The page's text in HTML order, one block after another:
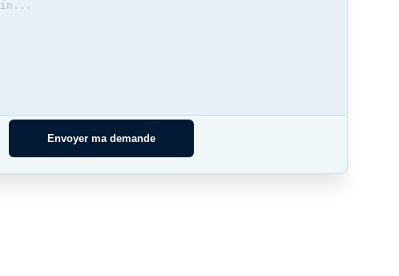
Envoyer ma demande